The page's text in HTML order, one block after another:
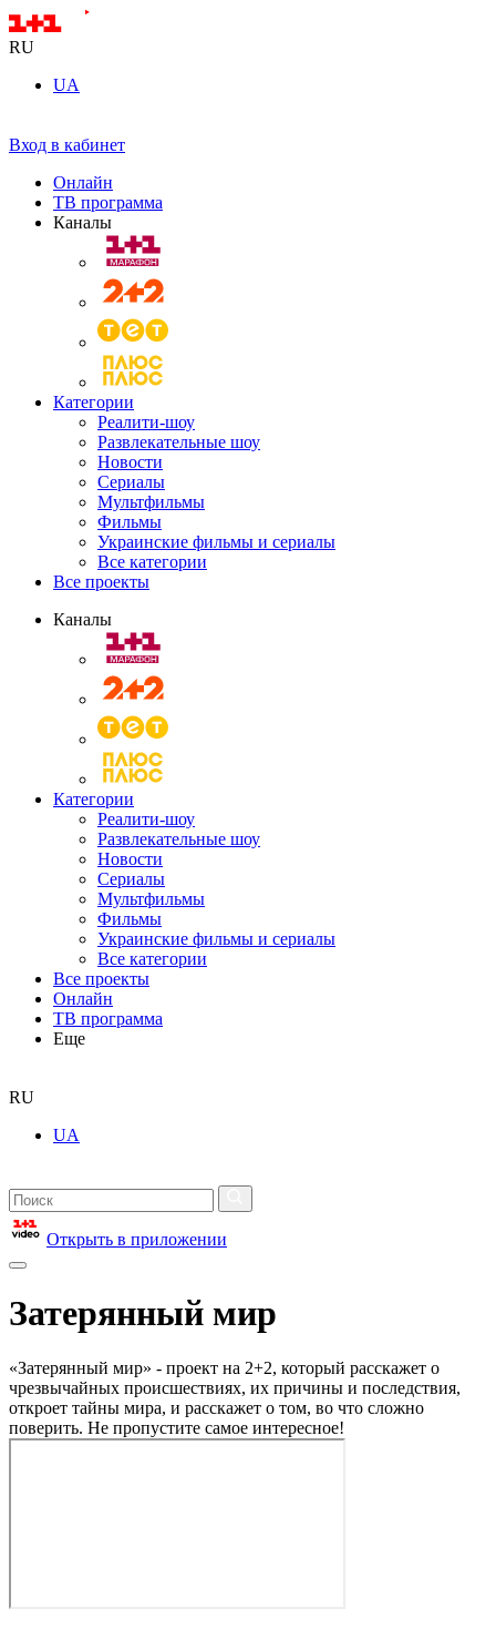
RU
UA
Вход в кабинет
Онлайн
ТВ программа
Каналы
Категории
Реалити-шоу
Развлекательные шоу
Новости
Сериалы
Мультфильмы
Фильмы
Украинские фильмы и сериалы
Все категории
Все проекты
Каналы
Категории
Реалити-шоу
Развлекательные шоу
Новости
Сериалы
Мультфильмы
Фильмы
Украинские фильмы и сериалы
Все категории
Все проекты
Онлайн
ТВ программа
Еще
RU
UA
Открыть в приложении
Затерянный мир
«Затерянный мир» - проект на 2+2, который расскажет о
чрезвычайных происшествиях, их причины и последствия,
откроет тайны мира, и расскажет о том, во что сложно
поверить. Не пропустите самое интересное!